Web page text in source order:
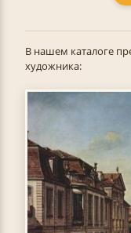
В нашем каталоге
художника: